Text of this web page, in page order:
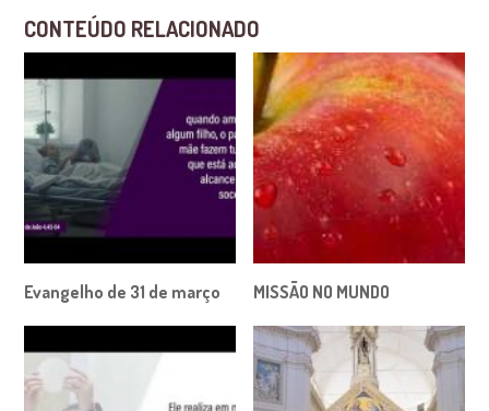
CONTEÚDO RELACIONADO
Evangelho de 31 de março MISSÃO NO MUNDO